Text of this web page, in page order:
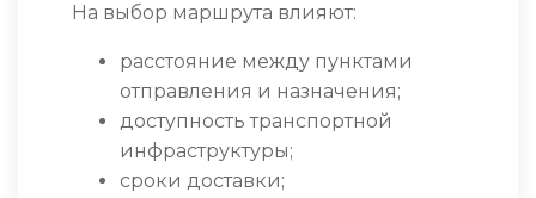
На выбор маршрута влияют:
расстояние между пунктами
отправления и назначения;
доступность транспортной
инфраструктуры;
сроки доставки;